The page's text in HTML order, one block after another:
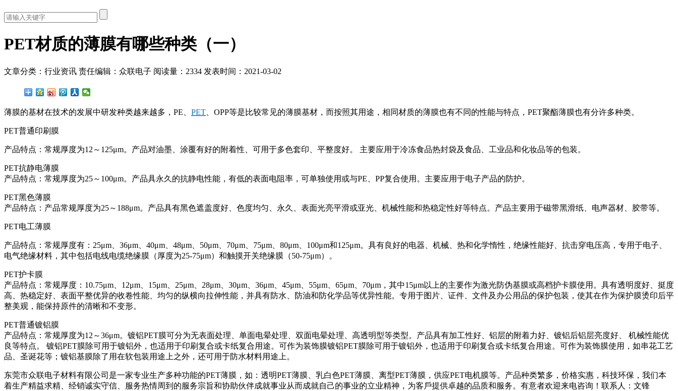
PET材质的薄膜有哪些种类（一）
文章分类：行业资讯 责任编辑：众联电子 阅读量： 2334 发表时间：2021-03-02
薄膜的基材在技术的发展中研发种类越来越多，PE、 PET 、OPP等是比较常见的薄膜基材，而按照其用途，相同材质的薄膜也有不同的性能与特点，PET聚酯薄膜也有分许多种类。
PET普通印刷膜
产品特点：常规厚度为12～125μm。产品对油墨、涂覆有好的附着性、可用于多色套印、平整度好。 主要应用于冷冻食品热封袋及食品、工业品和化妆品等的包装。
PET抗静电薄膜
产品特点：常规厚度为25～100μm。产品具永久的抗静电性能，有低的表面电阻率，可单独使用或与PE、PP复合使用。主要应用于电子产品的防护。
PET黑色薄膜
产品特点：产品常规厚度为25～188μm。产品具有黑色遮盖度好、色度均匀、永久、表面光亮平滑或亚光、机械性能和热稳定性好等特点。产品主要用于磁带黑滑纸、电声器材、胶带等。
PET电工薄膜
产品特点：常规厚度有：25μm、36μm、40μm、48μm、50μm、70μm、75μm、80μm、100μm和125μm。具有良好的电器、机械、热和化学惰性，绝缘性能好、抗击穿电压高，专用于电子、
电气绝缘材料，其中包括电线电缆绝缘膜（厚度为25-75μm）和触摸开关绝缘膜（50-75μm）。
PET护卡膜
产品特点：常规厚度：10.75μm、12μm、15μm、25μm、28μm、30μm、36μm、45μm、55μm、65μm、70μm，其中15μm以上的主要作为激光防伪基膜或高档护卡膜使用。具有透明度好、挺度
高、热稳定好、表面平整优异的收卷性能、均匀的纵横向拉伸性能，并具有防水、防油和防化学品等优异性能。专用于图片、证件、文件及办公用品的保护包装，使其在作为保护膜烫印后平
整美观，能保持原件的清晰和不变形。
PET普通镀铝膜
产品特点：常规厚度为12～36μm。镀铝PET膜可分为无表面处理、单面电晕处理、双面电晕处理、高透明型等类型。产品具有加工性好、铝层的附着力好、镀铝后铝层亮度好、 机械性能优
良等特点。 镀铝PET膜除可用于镀铝外，也适用于印刷复合或卡纸复合用途。可作为装饰膜镀铝PET膜除可用于镀铝外，也适用于印刷复合或卡纸复合用途。可作为装饰膜使用，如串花工艺
品、圣诞花等；镀铝基膜除了用在软包装用途上之外，还可用于防水材料用途上。
东莞市众联电子材料有限公司是一家专业生产多种功能的PET薄膜，如：透明PET薄膜、乳白色PET薄膜、离型PET薄膜，供应PET电机膜等。产品种类繁多，价格实惠，科技环保，我们本
着生产精益求精、经销诚实守信、服务热情周到的服务宗旨和协助伙伴成就事业从而成就自己的事业的立业精神，为客戶提供卓越的品质和服务。有意者欢迎来电咨询！联系人：文锋